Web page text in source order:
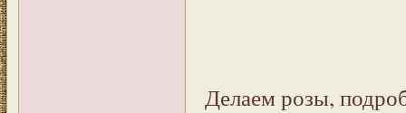
Делаем розы,